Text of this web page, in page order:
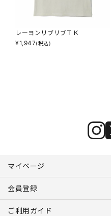
レーヨンリブリブＴＫ
¥1,947(税込)
マイページ
会員登録
ご利用ガイド